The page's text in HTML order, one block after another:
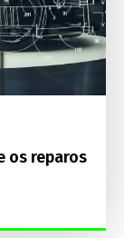
os reparos